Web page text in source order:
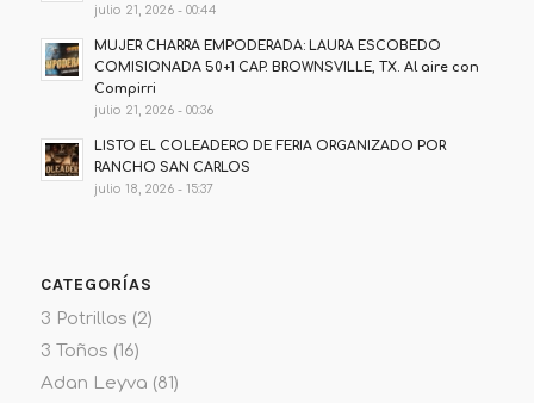
julio 21, 2026 - 00:44
MUJER CHARRA EMPODERADA: LAURA ESCOBEDO
COMISIONADA 50+1 CAP. BROWNSVILLE, TX. Al aire con
Compirri
julio 21, 2026 - 00:36
LISTO EL COLEADERO DE FERIA ORGANIZADO POR
RANCHO SAN CARLOS
julio 18, 2026 - 15:37
CATEGORÍAS
3 Potrillos (2)
3 Toños (16)
Adan Leyva (81)